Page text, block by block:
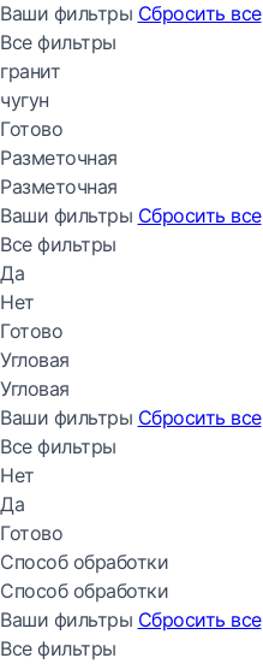
Ваши фильтры Сбросить все
Все фильтры
гранит
чугун
Готово
Разметочная
Разметочная
Ваши фильтры Сбросить все
Все фильтры
Да
Нет
Готово
Угловая
Угловая
Ваши фильтры Сбросить все
Все фильтры
Нет
Да
Готово
Способ обработки
Способ обработки
Ваши фильтры Сбросить все
Все фильтры